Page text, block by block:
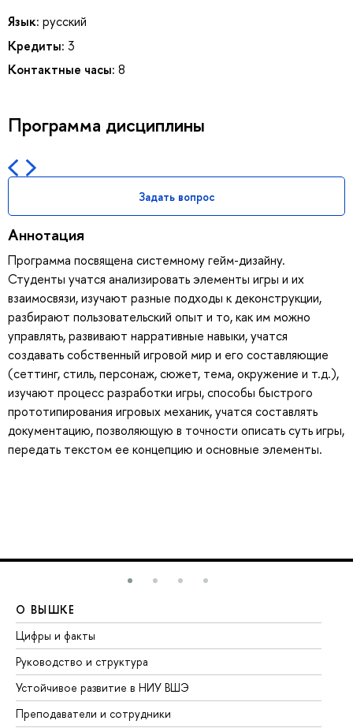
Язык: русский
Кредиты: 3
Контактные часы: 8
Программа дисциплины
Задать вопрос
Аннотация
Программа посвящена системному гейм-дизайну.
Студенты учатся анализировать элементы игры и их
взаимосвязи, изучают разные подходы к деконструкции,
разбирают пользовательский опыт и то, как им можно
управлять, развивают нарративные навыки, учатся
создавать собственный игровой мир и его составляющие
(сеттинг, стиль, персонаж, сюжет, тема, окружение и т.д.),
изучают процесс разработки игры, способы быстрого
прототипирования игровых механик, учатся составлять
документацию, позволяющую в точности описать суть игры,
передать текстом ее концепцию и основные элементы.
О ВЫШКЕ
Цифры и факты
Руководство и структура
Устойчивое развитие в НИУ ВШЭ
Преподаватели и сотрудники